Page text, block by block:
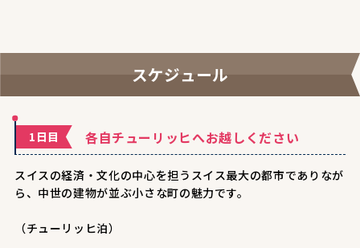
スケジュール
1日目 各自チューリッヒへお越しください
スイスの経済・文化の中心を担うスイス最大の都市でありなが
ら、中世の建物が並ぶ小さな町の魅力です。
（チューリッヒ泊）